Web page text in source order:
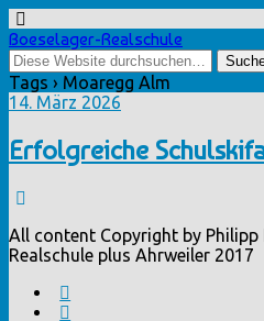
Boeselager-Realschule
Tags › Moaregg Alm
14. März 2026
Erfolgreiche
All content Copyright by Philipp
Realschule plus Ahrweiler 2017